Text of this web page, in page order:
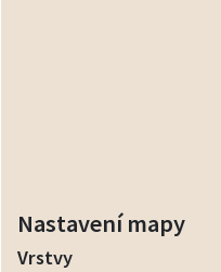
Nastavení mapy
Vrstvy